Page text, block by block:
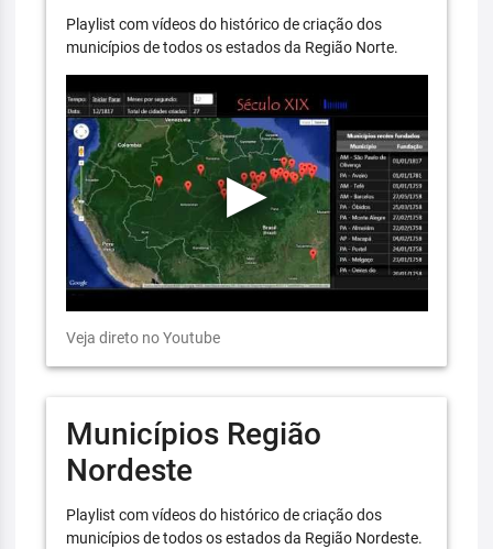
Playlist com vídeos do histórico de criação dos
municípios de todos os estados da Região Norte.
Veja direto no Youtube
Municípios Região
Nordeste
Playlist com vídeos do histórico de criação dos
municípios de todos os estados da Região Nordeste.